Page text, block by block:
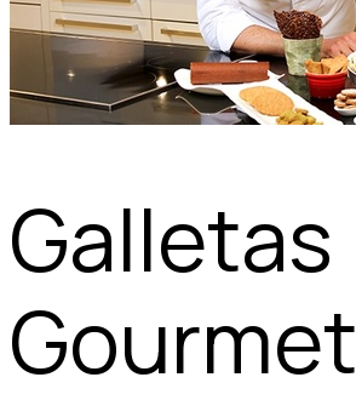
Galletas
Gourmet